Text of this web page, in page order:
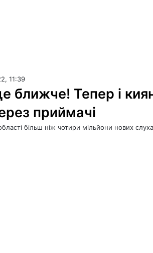
11:39
ближче! Тепер і
приймачі
більш ніж чотири мільйони нових